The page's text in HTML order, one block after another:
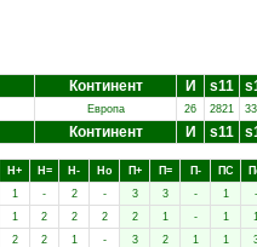
Континент И s11
Европа 26 2821
Континент И s11
Н+ Н= Н- Нo П+ П= П- ПC
1 - 2 - 3 3 - 1 -
1 2 2 2 2 1 - 1
2 2 1 - 3 2 1 1